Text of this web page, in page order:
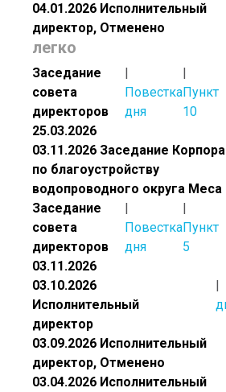
04.01.2026 Исполнительный
директор, Отменено
легко
Заседание
совета
директоров
25.03.2026
Повестка
дня
Пункт
10
03.11.2026 Заседание
по благоустройству
водопроводного округа Меса
Заседание
совета
директоров
03.11.2026
Повестка
дня
Пункт
5
03.10.2026
Исполнительный
директор
03.09.2026 Исполнительный
директор, Отменено
03.04.2026 Исполнительный